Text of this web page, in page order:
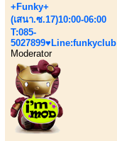
+Funky+
(เสนา.ซ.17)10:00-06:00
T:085-
5027899♥Line:funkyclub
Moderator